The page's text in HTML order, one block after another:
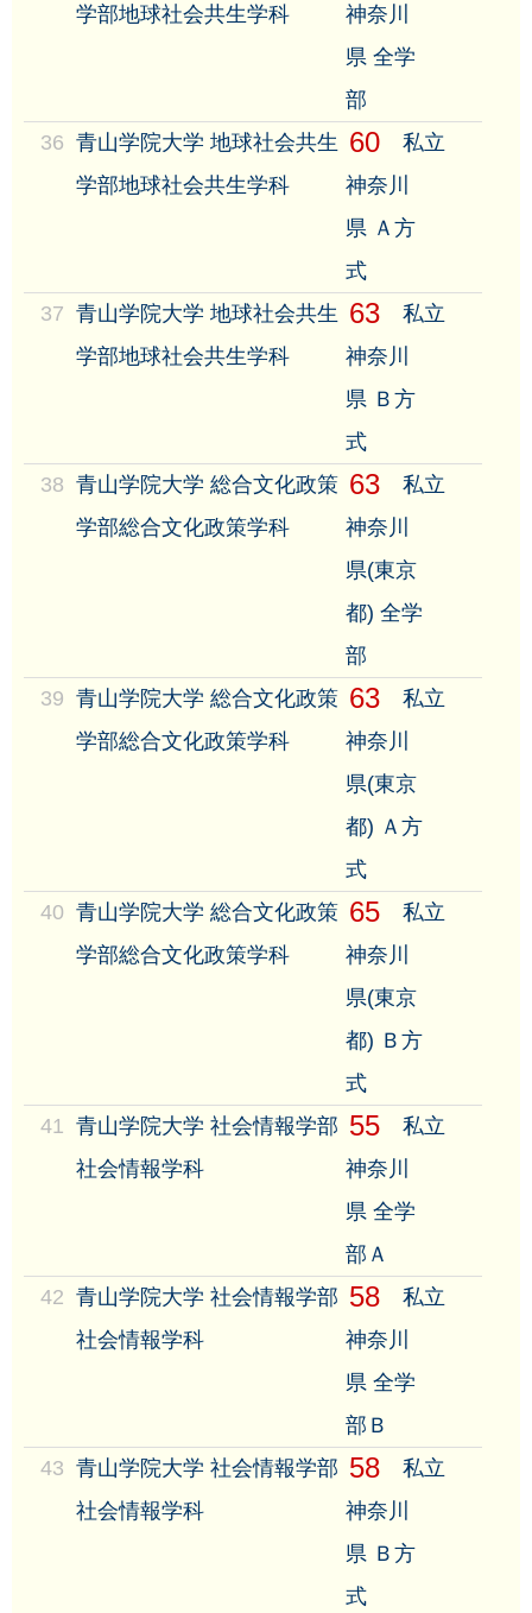
学部地球社会共生学科
神奈川
県 全学
部
36 青山学院大学 地球社会共生
学部地球社会共生学科
60
私立
神奈川
県 Ａ方
式
37 青山学院大学 地球社会共生
学部地球社会共生学科
63
私立
神奈川
県 Ｂ方
式
38 青山学院大学 総合文化政策
学部総合文化政策学科
63
私立
神奈川
県(東京
都) 全学
部
39 青山学院大学 総合文化政策
学部総合文化政策学科
63
私立
神奈川
県(東京
都) Ａ方
式
40 青山学院大学 総合文化政策
学部総合文化政策学科
65
私立
神奈川
県(東京
都) Ｂ方
式
41
青山学院大学 社会情報学部
社会情報学科
55
私立
神奈川
県 全学
部Ａ
42 青山学院大学 社会情報学部
社会情報学科
58
私立
神奈川
県 全学
部Ｂ
43 青山学院大学 社会情報学部
社会情報学科
58
私立
神奈川
県 Ｂ方
式